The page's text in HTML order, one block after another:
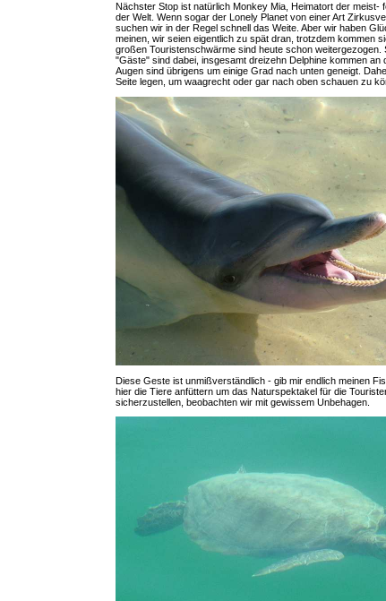
Nächster Stop ist natürlich Monkey Mia, Heimatort der meist-
der Welt. Wenn sogar der Lonely Planet von einer Art
suchen wir in der Regel schnell das Weite. Aber wir haben
meinen, wir seien eigentlich zu spät dran, trotzdem kommen
großen Touristenschwärme sind heute schon weitergezogen.
"Gäste" sind dabei, insgesamt dreizehn Delphine kommen an
Augen sind übrigens um einige Grad nach unten geneigt.
Seite legen, um waagrecht oder gar nach oben schauen zu
Diese Geste ist unmißverständlich - gib mir endlich meinen
hier die Tiere anfüttern um das Naturspektakel für die
sicherzustellen, beobachten wir mit gewissem Unbehagen.